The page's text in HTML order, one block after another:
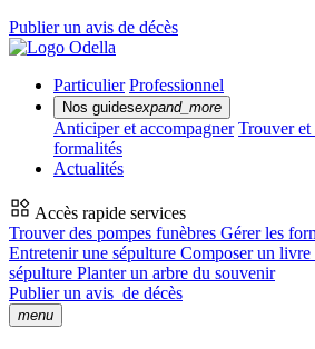
Publier un avis de décès
Particulier Professionnel
Nos guidesexpand_more
Anticiper et accompagner Trouver et
formalités
Actualités
Accès rapide services
Trouver des pompes funèbres Gérer les
Entretenir une sépulture Composer un livre
sépulture Planter un arbre du souvenir
Publier un avis de décès
menu